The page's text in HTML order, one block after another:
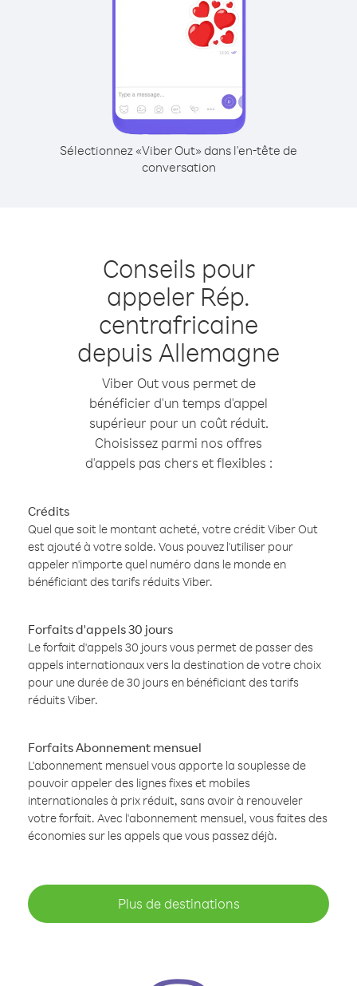
Sélectionnez «Viber Out» dans l'en-tête de
conversation
Conseils pour
appeler Rép.
centrafricaine
depuis Allemagne
Viber Out vous permet de
bénéficier d'un temps d'appel
supérieur pour un coût réduit.
Choisissez parmi nos offres
d'appels pas chers et flexibles :
Crédits
Quel que soit le montant acheté, votre crédit Viber Out
est ajouté à votre solde. Vous pouvez l'utiliser pour
appeler n'importe quel numéro dans le monde en
bénéficiant des tarifs réduits Viber.
Forfaits d'appels 30 jours
Le forfait d'appels 30 jours vous permet de passer des
appels internationaux vers la destination de votre choix
pour une durée de 30 jours en bénéficiant des tarifs
réduits Viber.
Forfaits Abonnement mensuel
L'abonnement mensuel vous apporte la souplesse de
pouvoir appeler des lignes fixes et mobiles
internationales à prix réduit, sans avoir à renouveler
votre forfait. Avec l'abonnement mensuel, vous faites des
économies sur les appels que vous passez déjà.
Plus de destinations